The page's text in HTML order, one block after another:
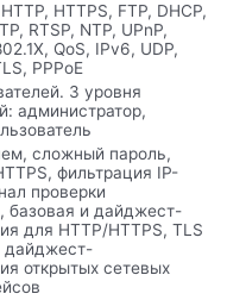
HTTPS, FTP, DHCP,
RTSP, NTP, UPnP,
QoS, IPv6, UDP,
PPPoE
3 уровня
администратор,
сложный пароль,
фильтрация IP-
проверки
базовая и дайджест-
для HTTP/HTTPS, TLS
дайджест-
открытых сетевых